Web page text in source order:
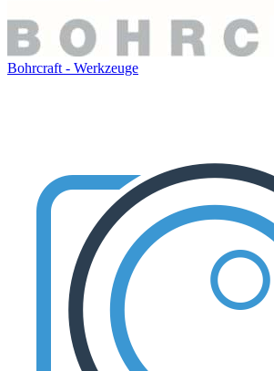
Bohrcraft - Werkzeuge